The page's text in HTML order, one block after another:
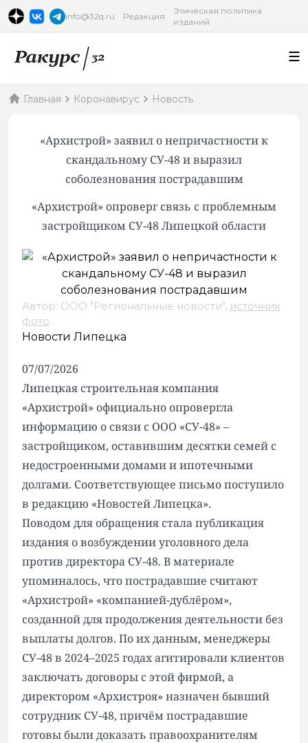
info@32q.ru Редакция
Этическая политика
изданий
Главная Коронавирус Новость
«Архистрой» заявил о непричастности к
скандальному СУ-48 и выразил
соболезнования пострадавшим
«Архистрой» опроверг связь с проблемным
застройщиком СУ-48 Липецкой области
Автор: ООО "Региональные новости", источник
фото.
Новости Липецка
07/07/2026
Липецкая строительная компания
«Архистрой» официально опровергла
информацию о связи с ООО «СУ-48» –
застройщиком, оставившим десятки семей с
недостроенными домами и ипотечными
долгами. Соответствующее письмо поступило
в редакцию «Новостей Липецка».
Поводом для обращения сталапубликация
издания о возбуждении уголовного дела
против директора СУ-48. В материале
упоминалось, что пострадавшие считают
«Архистрой» «компанией-дублёром»,
созданной для продолжения деятельности без
выплаты долгов. По их данным, менеджеры
СУ-48 в 2024–2025 годах агитировали клиентов
заключать договоры с этой фирмой, а
директором «Архистроя» назначен бывший
сотрудник СУ-48, причём пострадавшие
готовы были доказать правоохранителям